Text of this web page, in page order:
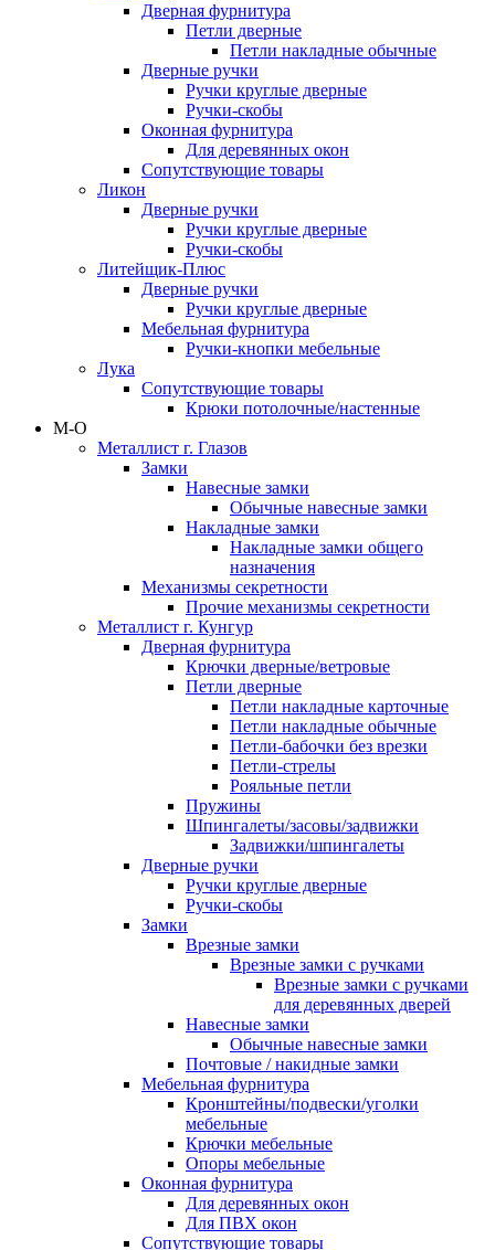
Дверная фурнитура
Петли дверные
Петли накладные обычные
Дверные ручки
Ручки круглые дверные
Ручки-скобы
Оконная фурнитура
Для деревянных окон
Сопутствующие товары
Ликон
Дверные ручки
Ручки круглые дверные
Ручки-скобы
Литейщик-Плюс
Дверные ручки
Ручки круглые дверные
Мебельная фурнитура
Ручки-кнопки мебельные
Лука
Сопутствующие товары
Крюки потолочные/настенные
М-О
Металлист г. Глазов
Замки
Навесные замки
Обычные навесные замки
Накладные замки
Накладные замки общего
назначения
Механизмы секретности
Прочие механизмы секретности
Металлист г. Кунгур
Дверная фурнитура
Крючки дверные/ветровые
Петли дверные
Петли накладные карточные
Петли накладные обычные
Петли-бабочки без врезки
Петли-стрелы
Рояльные петли
Пружины
Шпингалеты/засовы/задвижки
Задвижки/шпингалеты
Дверные ручки
Ручки круглые дверные
Ручки-скобы
Замки
Врезные замки
Врезные замки с ручками
Врезные замки с ручками
для деревянных дверей
Навесные замки
Обычные навесные замки
Почтовые / накидные замки
Мебельная фурнитура
Кронштейны/подвески/уголки
мебельные
Крючки мебельные
Опоры мебельные
Оконная фурнитура
Для деревянных окон
Для ПВХ окон
Сопутствующие товары